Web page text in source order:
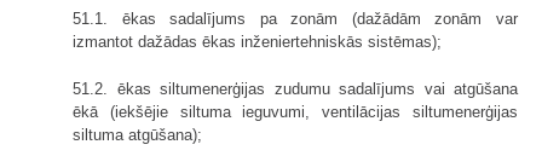
51.1. ēkas sadalījums pa zonām (dažādām zonām var
izmantot dažādas ēkas inženiertehniskās sistēmas);
51.2. ēkas siltumenerģijas zudumu sadalījums vai atgūšana
ēkā (iekšējie siltuma ieguvumi, ventilācijas siltumenerģijas
siltuma atgūšana);